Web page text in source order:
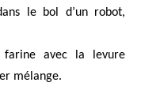
le bol d’un robot,
farine avec la levure
mélange.